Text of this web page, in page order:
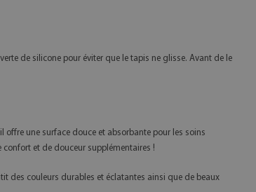
de silicone pour éviter que le tapis ne glisse. Avant de le
offre une surface douce et absorbante pour les soins
et de douceur supplémentaires !
des couleurs durables et éclatantes ainsi que de beaux